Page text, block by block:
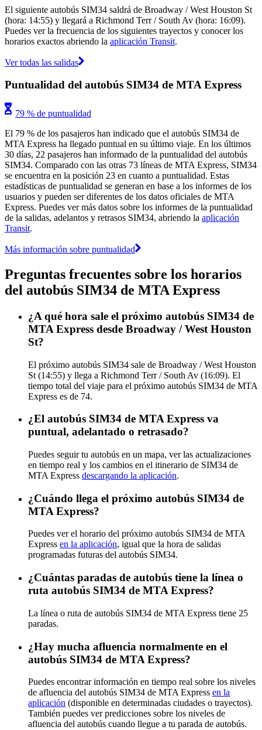
El siguiente autobús SIM34 saldrá de Broadway / West Houston St
(hora: 14:55) y llegará a Richmond Terr / South Av (hora: 16:09).
Puedes ver la frecuencia de los siguientes trayectos y conocer los
horarios exactos abriendo la aplicación Transit.
Ver todas las salidas
Puntualidad del autobús SIM34 de MTA Express
79 % de puntualidad
El 79 % de los pasajeros han indicado que el autobús SIM34 de
MTA Express ha llegado puntual en su último viaje. En los últimos
30 días, 22 pasajeros han informado de la puntualidad del autobús
SIM34. Comparado con las otras 73 líneas de MTA Express, SIM34
se encuentra en la posición 23 en cuanto a puntualidad. Estas
estadísticas de puntualidad se generan en base a los informes de los
usuarios y pueden ser diferentes de los datos oficiales de MTA
Express. Puedes ver más datos sobre los informes de la puntualidad
de la salidas, adelantos y retrasos SIM34, abriendo la aplicación
Transit.
Más información sobre puntualidad
Preguntas frecuentes sobre los horarios
del autobús SIM34 de MTA Express
¿A qué hora sale el próximo autobús SIM34 de
MTA Express desde Broadway / West Houston
St?
El próximo autobús SIM34 sale de Broadway / West Houston
St (14:55) y llega a Richmond Terr / South Av (16:09). El
tiempo total del viaje para el próximo autobús SIM34 de MTA
Express es de 74.
¿El autobús SIM34 de MTA Express va
puntual, adelantado o retrasado?
Puedes seguir tu autobús en un mapa, ver las actualizaciones
en tiempo real y los cambios en el itinerario de SIM34 de
MTA Express descargando la aplicación.
¿Cuándo llega el próximo autobús SIM34 de
MTA Express?
Puedes ver el horario del próximo autobús SIM34 de MTA
Express en la aplicación, igual que la hora de salidas
programadas futuras del autobús SIM34.
¿Cuántas paradas de autobús tiene la línea o
ruta autobús SIM34 de MTA Express?
La línea o ruta de autobús SIM34 de MTA Express tiene 25
paradas.
¿Hay mucha afluencia normalmente en el
autobús SIM34 de MTA Express?
Puedes encontrar información en tiempo real sobre los niveles
de afluencia del autobús SIM34 de MTA Express en la
aplicación (disponible en determinadas ciudades o trayectos).
También puedes ver predicciones sobre los niveles de
afluencia del autobús cuando llegue a tu parada de autobús.